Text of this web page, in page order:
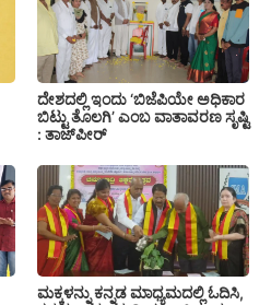
ದೇಶದಲ್ಲಿ ಇಂದು ‘ಬಿಜೆಪಿಯೇ ಅಧಿಕಾರ
ಬಿಟ್ಟು ತೊಲಗಿ’ ಎಂಬ ವಾತಾವರಣ ಸೃಷ್ಟಿ
: ತಾಜ್‌ಪೀರ್
ಮಕ್ಕಳನ್ನು ಕನ್ನಡ ಮಾಧ್ಯಮದಲ್ಲಿ ಓದಿಸಿ,